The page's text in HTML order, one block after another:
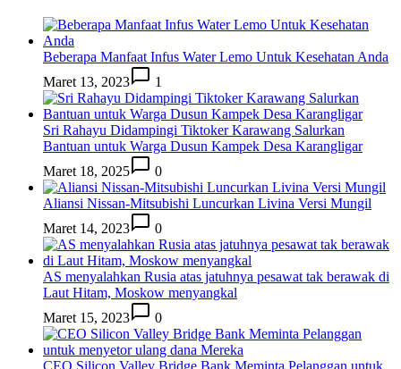
Beberapa Manfaat Infus Water Lemo Untuk Kesehatan Anda
Maret 13, 2023
1
Sri Rahayu Didampingi Tiktoker Karawang Salurkan
Bantuan untuk Warga Dusun Kampek Desa Karangligar
Maret 18, 2025
0
Aliansi Nissan-Mitsubishi Luncurkan Livina Versi Mungil
Maret 14, 2023
0
AS menyalahkan Rusia atas jatuhnya pesawat tak berawak di
Laut Hitam, Moskow menyangkal
Maret 15, 2023
0